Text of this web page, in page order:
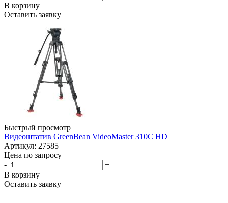
В корзину
Оставить заявку
Быстрый просмотр
Видеоштатив GreenBean VideoMaster 310C HD
Артикул: 27585
Цена по запросу
-
+
В корзину
Оставить заявку